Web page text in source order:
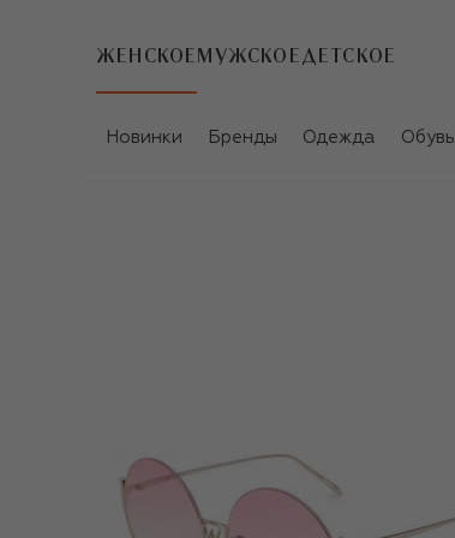
ЖЕНСКОЕ МУЖСКОЕ ДЕТСКОЕ
Новинки Бренды Одежда Обувь